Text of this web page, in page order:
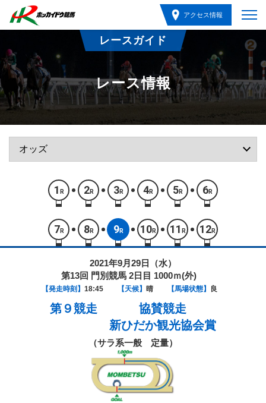
アクセス情報
レースガイド
レース情報
1 R 2R 3R 4R 5R 6R
7 R 8R 9R 10R 11 R 12R
2021年9月29日（水）
第13回 門別競馬 2日目 1000ｍ(外)
【発走時刻】 18:45 【天候】 晴 【馬場状態】 良
第９競走
協賛競走
新ひだか観光協会賞
（サラ系一般 定量）